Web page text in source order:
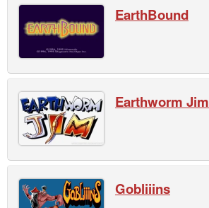
EarthBound
Earthworm Jim
Gobliiins